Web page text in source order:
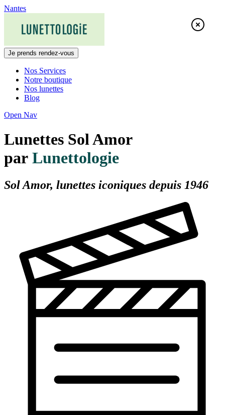
Skip
content
Nantes
Je prends rendez-vous
Nos Services
Notre boutique
Nos lunettes
Blog
Open Nav
Lunettes Sol Amor
par Lunettologie
Sol Amor, lunettes iconiques depuis 1946